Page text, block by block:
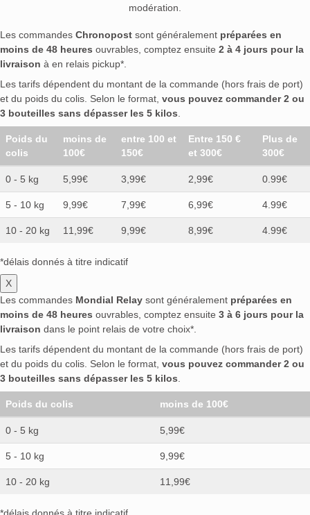
modération.
Les commandes Chronopost sont généralement préparées en
moins de 48 heures ouvrables, comptez ensuite 2 à 4 jours pour la
livraison à en relais pickup*.
Les tarifs dépendent du montant de la commande (hors frais de port)
et du poids du colis. Selon le format, vous pouvez commander 2 ou
3 bouteilles sans dépasser les 5 kilos.
Poids du
colis
moins de
100€
entre 100 et
150€
Entre 150 €
et 300€
Plus de
300€
0 - 5 kg 5,99€ 3,99€ 2,99€ 0.99€
5 - 10 kg 9,99€ 7,99€ 6,99€ 4.99€
10 - 20 kg 11,99€ 9,99€ 8,99€ 4.99€
*délais donnés à titre indicatif
X
Les commandes Mondial Relay sont généralement préparées en
moins de 48 heures ouvrables, comptez ensuite 3 à 6 jours pour la
livraison dans le point relais de votre choix*.
Les tarifs dépendent du montant de la commande (hors frais de port)
et du poids du colis. Selon le format, vous pouvez commander 2 ou
3 bouteilles sans dépasser les 5 kilos.
Poids du colis moins de 100€
0 - 5 kg 5,99€
5 - 10 kg 9,99€
10 - 20 kg 11,99€